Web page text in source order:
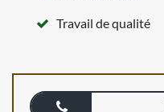
Travail de qualité